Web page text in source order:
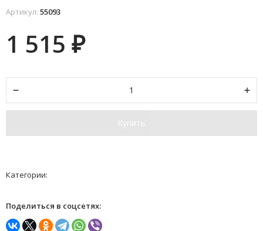
Артикул: 55093
1 515 ₽
Купить
Категории:
Поделиться в соцсетях: